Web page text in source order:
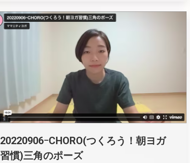
20220906ｰCHORO(つくろう！朝ヨガ
習慣)三角のポーズ